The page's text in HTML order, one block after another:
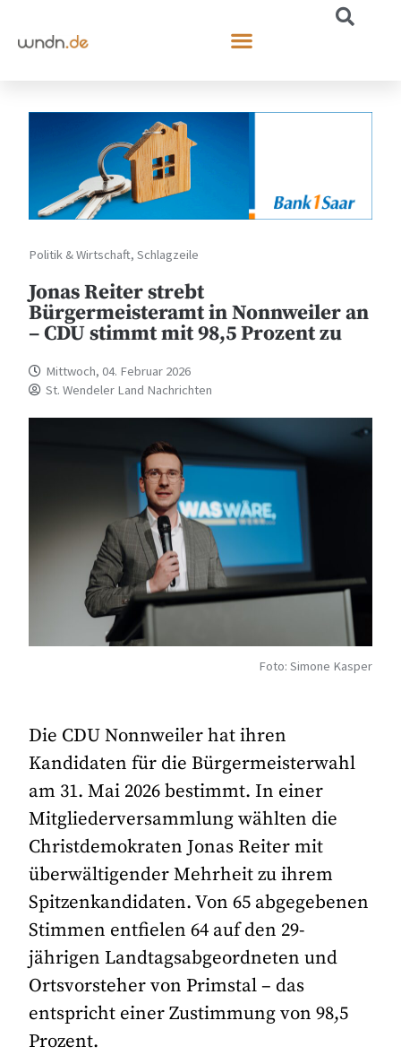
Politik & Wirtschaft,Schlagzeile
Jonas Reiter strebt
Bürgermeisteramt in Nonnweiler an
– CDU stimmt mit 98,5 Prozent zu
Mittwoch, 04. Februar 2026
St. Wendeler Land Nachrichten
Foto: Simone Kasper
Die CDU Nonnweiler hat ihren
Kandidaten für die Bürgermeisterwahl
am 31. Mai 2026 bestimmt. In einer
Mitgliederversammlung wählten die
Christdemokraten Jonas Reiter mit
überwältigender Mehrheit zu ihrem
Spitzenkandidaten. Von 65 abgegebenen
Stimmen entfielen 64 auf den 29-
jährigen Landtagsabgeordneten und
Ortsvorsteher von Primstal – das
entspricht einer Zustimmung von 98,5
Prozent.